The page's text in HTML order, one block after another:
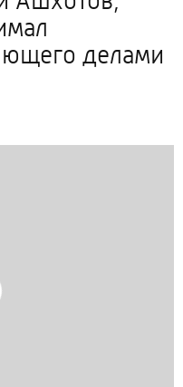
делами